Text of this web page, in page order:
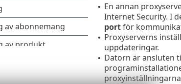
• En annan
Internet Security. I
portför
• Proxyserverns
uppdateringar.
• Datorn är ansluten